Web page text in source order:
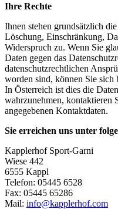
Ihre Rechte
Ihnen stehen grundsätzlich
Löschung, Einschränkung,
Widerspruch zu. Wenn Sie
Daten gegen das
datenschutzrechtlichen
worden sind, können Sie sich
In Österreich ist dies die
wahrzunehmen, kontaktieren
angegebenen Kontaktdaten.
Sie erreichen uns unter
Kapplerhof Sport-Garni
Wiese 442
6555 Kappl
Telefon: 05445 6528
Fax: 05445 65286
Mail: info@kapplerhof.com